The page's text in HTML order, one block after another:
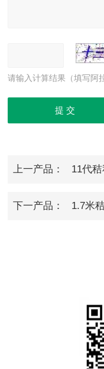
请输入计算结果（填写阿
上一产品： 11代
下一产品： 1.7米